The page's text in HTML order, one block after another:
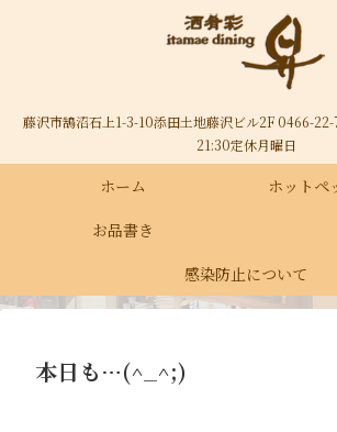
藤沢市鵠沼石上1-3-10添田土地藤沢ビル2F 0466-
21:30定休月曜日
ホーム
お品書き
感染防止について
本日も…(^_^;)